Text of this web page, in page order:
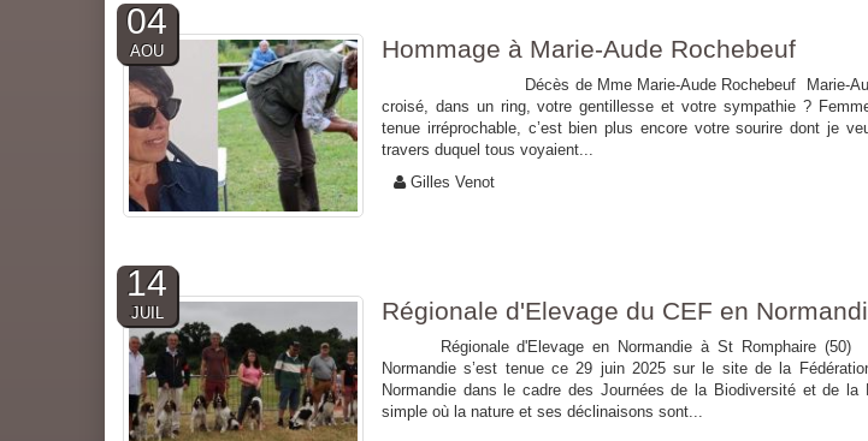
04
AOU Hommage à Marie-Aude Rochebeuf
Décès de Mme Marie-Aude Rochebeuf Marie-Aude,
croisé, dans un ring, votre gentillesse et votre sympathie ?
tenue irréprochable, c’est bien plus encore votre sourire dont je
travers duquel tous voyaient...
Gilles Venot
14
JUIL Régionale d'Elevage du CEF en
Régionale d'Elevage en Normandie à St Romphaire (50)
Normandie s’est tenue ce 29 juin 2025 sur le site de la
Normandie dans le cadre des Journées de la Biodiversité et de la
simple où la nature et ses déclinaisons sont...